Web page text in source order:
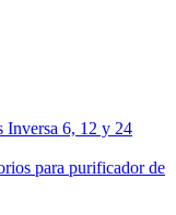
Inversa 6, 12 y 24
para purificador de